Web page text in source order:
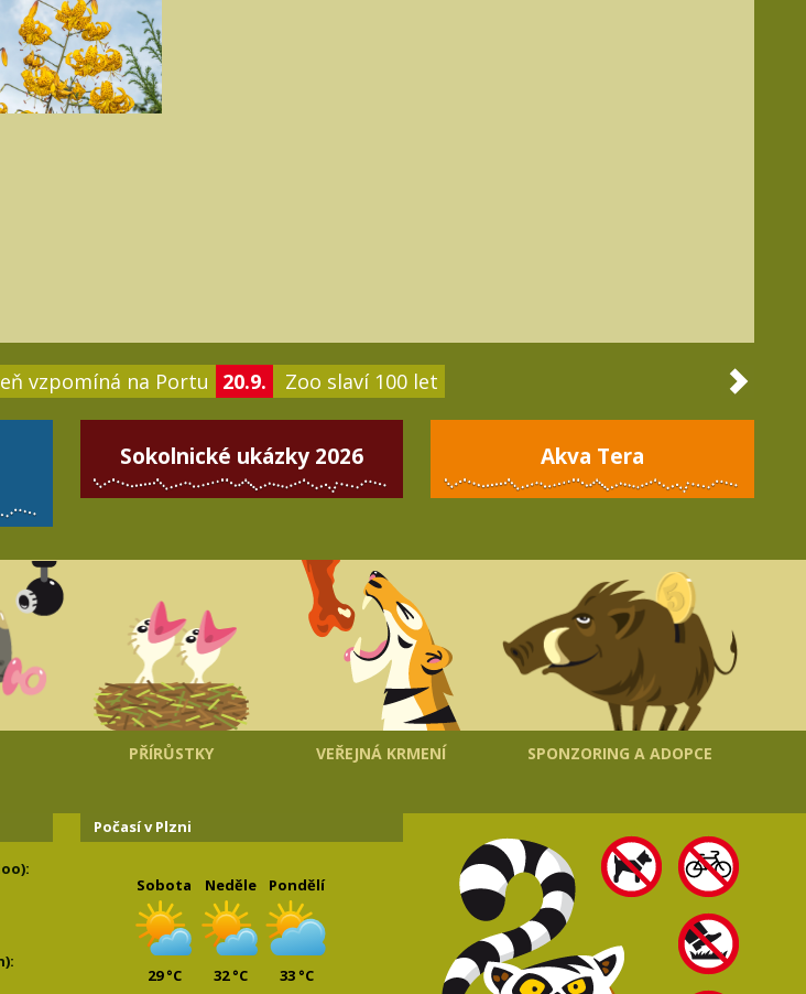
vzpomíná na Portu 20.9. Zoo slaví 100 let
Sokolnické ukázky 2026 Akva Tera
PŘÍRŮSTKY VEŘEJNÁ KRMENÍ SPONZORING A ADOPCE
Počasí v Plzni
Sobota
29 °C
Neděle
32 °C
Pondělí
33 °C